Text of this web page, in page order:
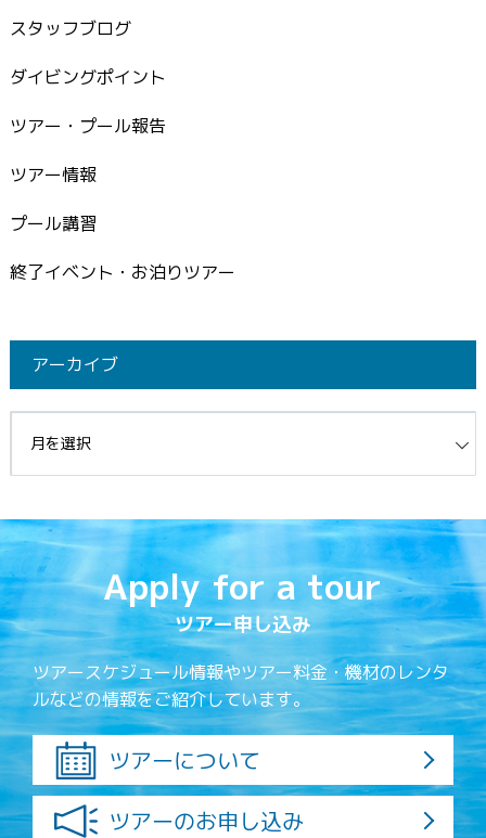
スタッフブログ
ダイビングポイント
ツアー・プール報告
ツアー情報
プール講習
終了イベント・お泊りツアー
アーカイブ
Apply for a tour
ツアー申し込み
ツアースケジュール情報やツアー料金・機材のレンタ
ルなどの情報をご紹介しています。
ツアーについて
ツアーのお申し込み